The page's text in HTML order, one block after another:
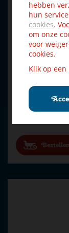
hebben
hun
cookies.
om onze
voor
cookies.
Klik op
Lemax plaza
Bestellen